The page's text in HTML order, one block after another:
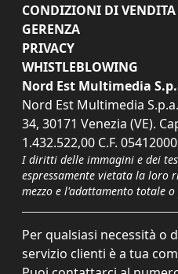
CONDIZIONI DI VENDITA
GERENZA
PRIVACY
WHISTLEBLOWING
Nord Est Multimedia
Nord Est Multimedia
34, 30171 Venezia (VE).
1.432.522,00 C.F.
I diritti delle immagini e dei
espressamente vietata la loro
mezzo e l'adattamento totale o
Per qualsiasi necessità o
servizio clienti è a tua